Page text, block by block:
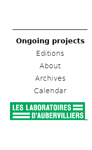
Ongoing projects
Editions
About
Archives
Calendar